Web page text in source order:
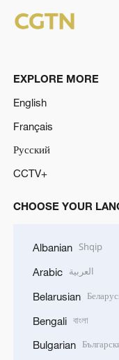
EXPLORE MORE
English
Français
Русский
CCTV+
CHOOSE YOUR
Albanian Shqip
Arabic العربية
Belarusian
Bengali বাংলা
Bulgarian